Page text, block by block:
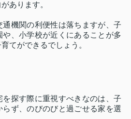
あります。
機関の利便性は落ちますが、子
や、小学校が近くにあることが多
てができるでしょう。
探す際に重視すべきなのは、子
らず、のびのびと過ごせる家を選